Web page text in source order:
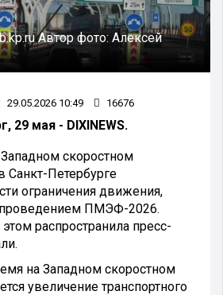
Автор фото: Алексей
29.05.2026 10:49 16676
29 мая - DIXINEWS.
скоростном
Санкт-Петербурге
ограничения движения,
ПМЭФ-2026.
распространила пресс-
на Западном скоростном
увеличение транспортного